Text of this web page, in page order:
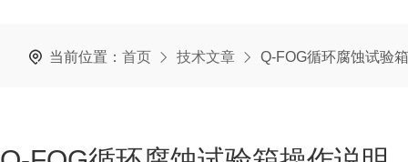
当前位置： 首页 技术文章 Q-FOG循环腐蚀试验